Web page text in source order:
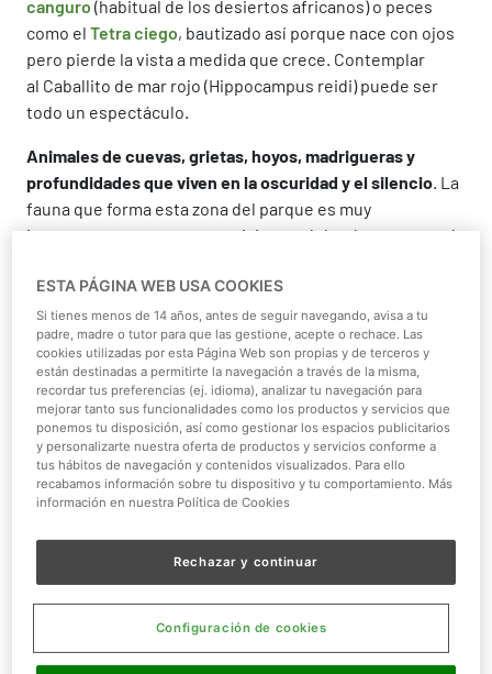
canguro (habitual de los desiertos africanos) o peces
como el Tetra ciego, bautizado así porque nace con ojos
pero pierde la vista a medida que crece. Contemplar
al Caballito de mar rojo (Hippocampus reidi) puede ser
todo un espectáculo.
Animales de cuevas, grietas, hoyos, madrigueras y
profundidades que viven en la oscuridad y el silencio. La
fauna que forma esta zona del parque es muy
interesante, aunque como visitante deberás respetar el
con flash). Sombras Silenciosas es un pasaje perfecto
para detenerse y observar los comportamientos de
criaturas como la Mofeta , cuya dieta beneficia el control
de las plagas de insectos y roedores. O los lentísimos
desplazamientos del Perezoso de dos dedos,uno de los
buenos nadadores con que cuenta Faunia.
ESTA PÁGINA WEB USA COOKIES
Si tienes menos de 14 años, antes de seguir navegando, avisa a tu
padre, madre o tutor para que las gestione, acepte o rechace. Las
cookies utilizadas por esta Página Web son propias y de terceros y
están destinadas a permitirte la navegación a través de la misma,
recordar tus preferencias (ej. idioma), analizar tu navegación para
mejorar tanto sus funcionalidades como los productos y servicios que
ponemos tu disposición, así como gestionar los espacios publicitarios
y personalizarte nuestra oferta de productos y servicios conforme a
tus hábitos de navegación y contenidos visualizados. Para ello
recabamos información sobre tu dispositivo y tu comportamiento. Más
información en nuestra Política de Cookies
Rechazar y continuar
Configuración de cookies